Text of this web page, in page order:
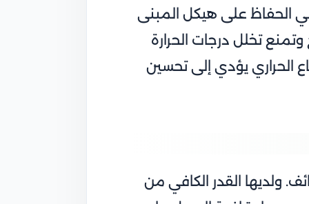
الحفاظ على هيكل المبنى
تخلل درجات الحرارة
الحراري يؤدي إلى تحسين
ولديها القدر الكافي من